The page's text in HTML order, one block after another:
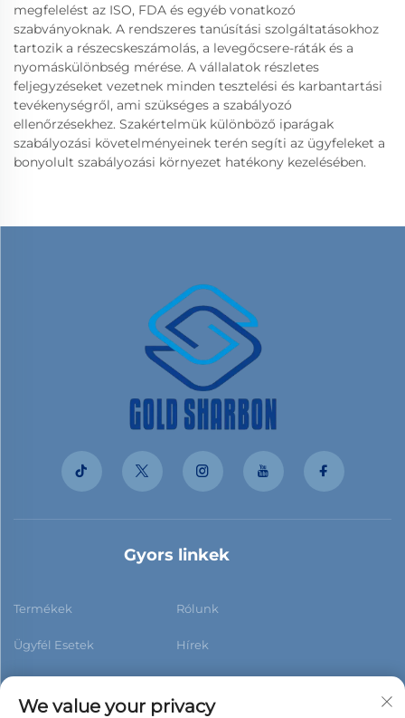
megfelelést az ISO, FDA és egyéb vonatkozó
szabványoknak. A rendszeres tanúsítási szolgáltatásokhoz
tartozik a részecskeszámolás, a levegőcsere-ráták és a
nyomáskülönbség mérése. A vállalatok részletes
feljegyzéseket vezetnek minden tesztelési és karbantartási
tevékenységről, ami szükséges a szabályozó
ellenőrzésekhez. Szakértelmük különböző iparágak
szabályozási követelményeinek terén segíti az ügyfeleket a
bonyolult szabályozási környezet hatékony kezelésében.
Gyors linkek
Termékek Rólunk
Ügyfél Esetek Hírek
Kapcsolat Blog
We value your privacy